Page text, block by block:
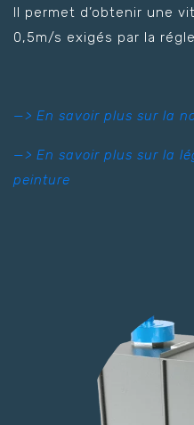
Il permet d’obtenir une
0,5m/s exigés par la
—> En savoir plus sur la
—> En savoir plus sur la
peinture